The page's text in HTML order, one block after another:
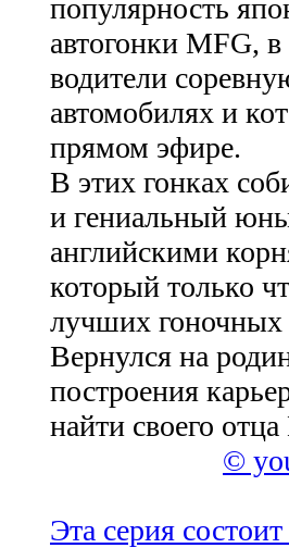
популярность
автогонки MFG,
водители
автомобилях и
прямом эфире.
В этих гонках
и гениальный
английскими
который только
лучших
Вернулся на
построения
найти своего
©
Эта серия